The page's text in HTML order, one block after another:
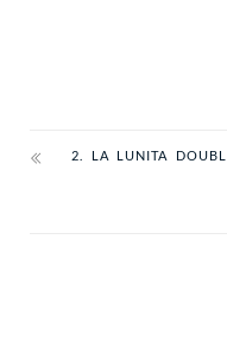
2. LA LUNITA